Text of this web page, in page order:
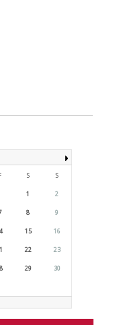
S S
1 2
8 9
15 16
22 23
29 30